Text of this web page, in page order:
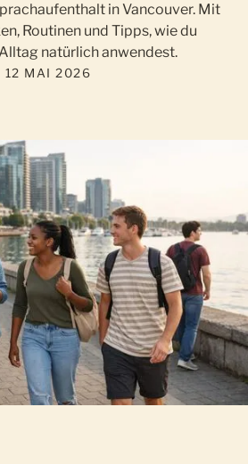
in Vancouver. Mit
Routinen und Tipps, wie du
natürlich anwendest.
12 MAI 2026